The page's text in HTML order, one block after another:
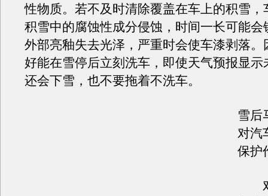
性物质。若不及时清除覆盖在车上的积雪，
积雪中的腐蚀性成分侵蚀，时间一长可能会
外部亮釉失去光泽，严重时会使车漆剥落。
好能在雪停后立刻洗车，即使天气预报显示
还会下雪，也不要拖着不洗车。
雪后
对汽
保护
对